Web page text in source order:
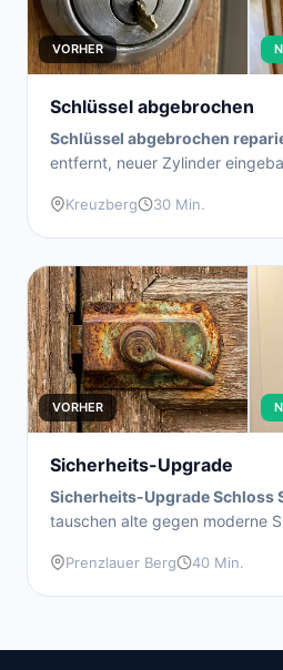
VORHER
Schlüssel abgebrochen
Schlüssel abgebrochen
entfernt, neuer Zylinder
Kreuzberg 30 Min.
VORHER
Sicherheits-Upgrade
Sicherheits-Upgrade Schloss
tauschen alte gegen moderne
Prenzlauer Berg 40 Min.